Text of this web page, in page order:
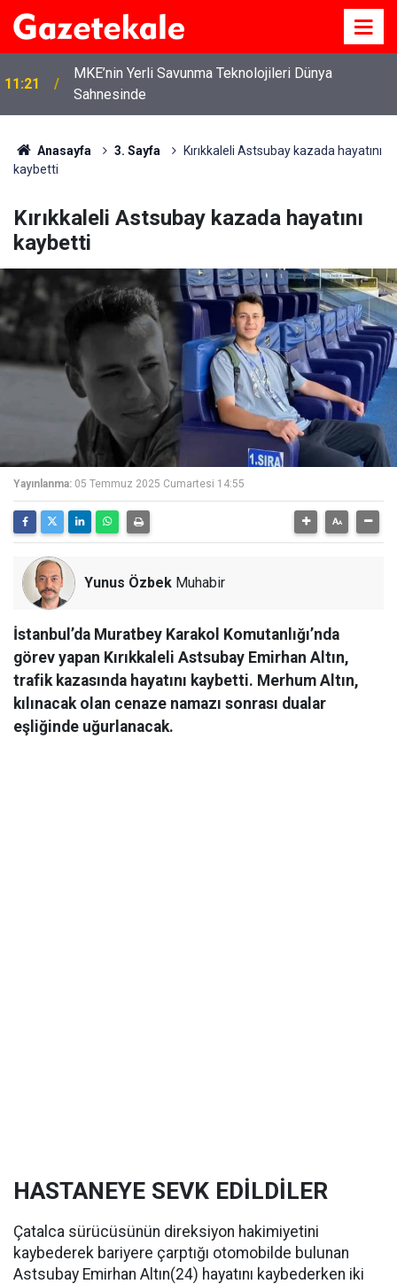
11:21
MKE’nin Yerli Savunma Teknolojileri Dünya
Sahnesinde
Anasayfa 3. Sayfa
Kırıkkaleli Astsubay kazada hayatını
kaybetti
Kırıkkaleli Astsubay kazada hayatını
kaybetti
Yayınlanma: 05 Temmuz 2025 Cumartesi 14:55
Yunus Özbek Muhabir
İstanbul’da Muratbey Karakol Komutanlığı’nda
görev yapan Kırıkkaleli Astsubay Emirhan Altın,
trafik kazasında hayatını kaybetti. Merhum Altın,
kılınacak olan cenaze namazı sonrası dualar
eşliğinde uğurlanacak.
HASTANEYE SEVK EDİLDİLER
Çatalca sürücüsünün direksiyon hakimiyetini
kaybederek bariyere çarptığı otomobilde bulunan
Astsubay Emirhan Altın(24) hayatını kaybederken iki